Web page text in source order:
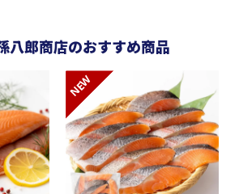
八郎商店のおすすめ商品
NEW